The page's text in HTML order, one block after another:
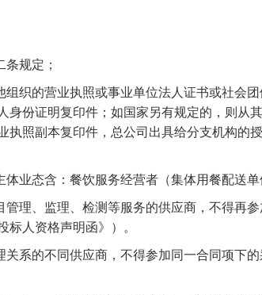
规定；
织的营业执照或事业单位法人证书或社会
份证明复印件；如国家另有规定的，则从其
执照副本复印件，总公司出具给分支机构的
体业态含：餐饮服务经营者（集体用餐配送单
理、监理、检测等服务的供应商，不得再
标人资格声明函》）。
系的不同供应商，不得参加同一合同项下